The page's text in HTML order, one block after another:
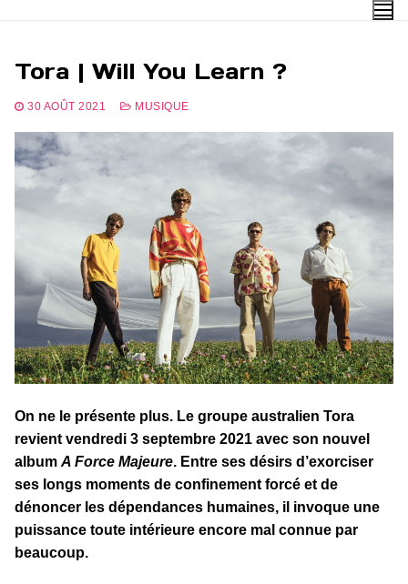
Tora | Will You Learn ?
30 AOÛT 2021 MUSIQUE
On ne le présente plus. Le groupe australien Tora
revient vendredi 3 septembre 2021 avec son nouvel
album A Force Majeure. Entre ses désirs d’exorciser
ses longs moments de confinement forcé et de
dénoncer les dépendances humaines, il invoque une
puissance toute intérieure encore mal connue par
beaucoup.